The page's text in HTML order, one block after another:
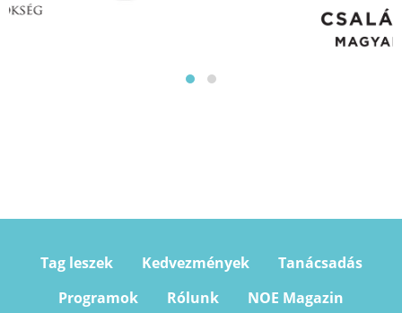
Tag leszek Kedvezmények
Tanácsadás
Programok
Rólunk
NOE Magazin